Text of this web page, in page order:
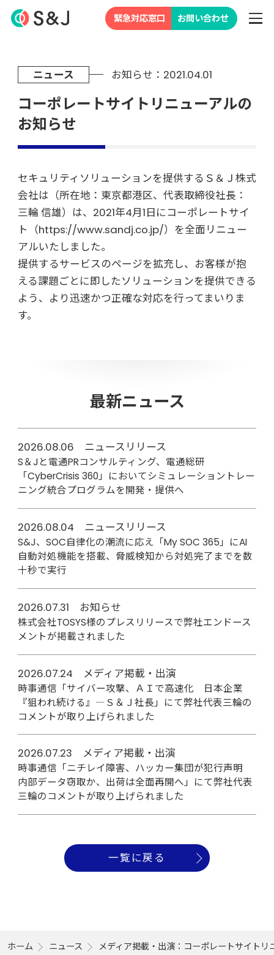
緊急対応窓口 お問い合わせ
ニュース お知らせ：2021.04.01
コーポレートサイトリニューアルの
お知らせ
セキュリティソリューションを提供するＳ＆Ｊ株式
会社は（所在地：東京都港区、代表取締役社長：
三輪 信雄）は、2021年4月1日にコーポレートサイ
ト（https://www.sandj.co.jp/）を全面リニュー
アルいたしました。
提供するサービスのページを拡充し、お客様が抱
える課題ごとに即したソリューションを提供できる
よう、より迅速かつ正確な対応を行ってまいりま
す。
最新ニュース
2026.08.06 ニュースリリース
S＆Jと電通PRコンサルティング、電通総研
「CyberCrisis 360」においてシミュレーショントレー
ニング統合プログラムを開発・提供へ
2026.08.04 ニュースリリース
S&J、SOC自律化の潮流に応え「My SOC 365」にAI
自動対処機能を搭載、脅威検知から対処完了までを数
十秒で実行
2026.07.31 お知らせ
株式会社TOSYS様のプレスリリースで弊社エンドース
メントが掲載されました
2026.07.24 メディア掲載・出演
時事通信「サイバー攻撃、ＡＩで高速化 日本企業
『狙われ続ける』―Ｓ＆Ｊ社長」にて弊社代表三輪の
コメントが取り上げられました
2026.07.23 メディア掲載・出演
時事通信「ニチレイ障害、ハッカー集団が犯行声明
内部データ窃取か、出荷は全面再開へ」にて弊社代表
三輪のコメントが取り上げられました
一覧に戻る
ホーム ニュース メディア掲載・出演：コーポレートサイトリ